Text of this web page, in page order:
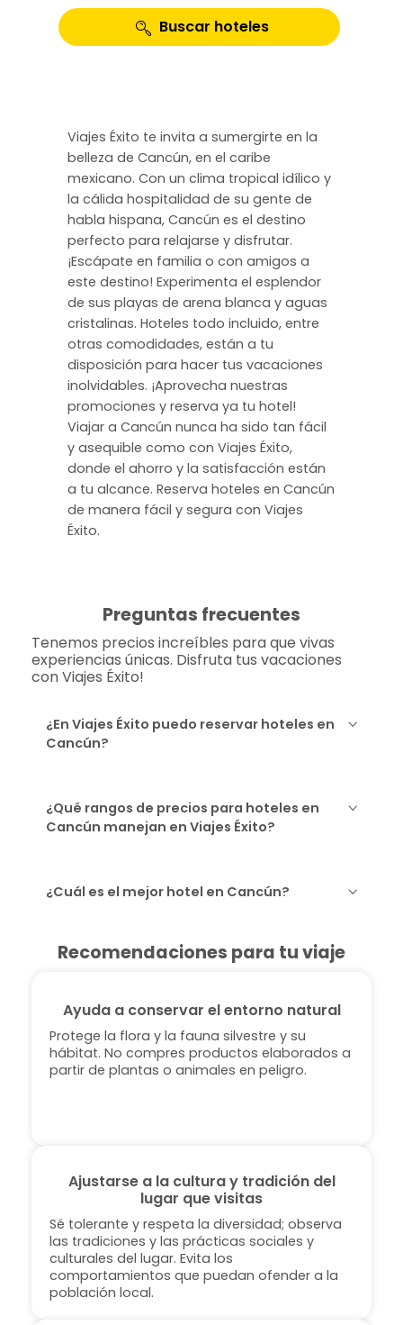
Buscar hoteles
Viajes Éxito te invita a sumergirte en la
belleza de Cancún, en el caribe
mexicano. Con un clima tropical idílico y
la cálida hospitalidad de su gente de
habla hispana, Cancún es el destino
perfecto para relajarse y disfrutar.
¡Escápate en familia o con amigos a
este destino! Experimenta el esplendor
de sus playas de arena blanca y aguas
cristalinas. Hoteles todo incluido, entre
otras comodidades, están a tu
disposición para hacer tus vacaciones
inolvidables. ¡Aprovecha nuestras
promociones y reserva ya tu hotel!
Viajar a Cancún nunca ha sido tan fácil
y asequible como con Viajes Éxito,
donde el ahorro y la satisfacción están
a tu alcance. Reserva hoteles en Cancún
de manera fácil y segura con Viajes
Éxito.
Preguntas frecuentes
Tenemos precios increíbles para que vivas
experiencias únicas. Disfruta tus vacaciones
con Viajes Éxito!
¿En Viajes Éxito puedo reservar hoteles en
Cancún?
¿Qué rangos de precios para hoteles en
Cancún manejan en Viajes Éxito?
¿Cuál es el mejor hotel en Cancún?
Recomendaciones para tu viaje
Ayuda a conservar el entorno natural
Protege la flora y la fauna silvestre y su
hábitat. No compres productos elaborados a
partir de plantas o animales en peligro.
Ajustarse a la cultura y tradición del
lugar que visitas
Sé tolerante y respeta la diversidad; observa
las tradiciones y las prácticas sociales y
culturales del lugar. Evita los
comportamientos que puedan ofender a la
población local.